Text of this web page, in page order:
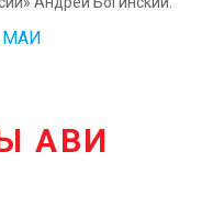
МАИ
АВИ